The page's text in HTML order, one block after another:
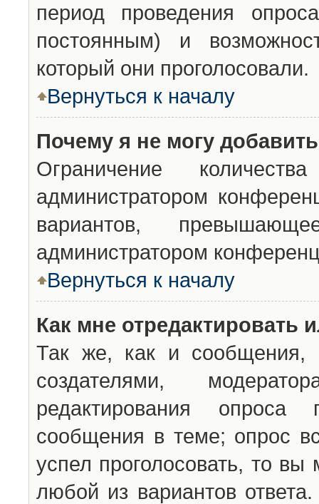
период проведения
постоянным) и
который они проголосовали.
Вернуться к началу
Почему я не могу
Ограничение
администратором
вариантов,
администратором
Вернуться к началу
Как мне отредактировать
Так же, как и сообщения,
создателями,
редактирования опроса
сообщения в теме; опрос
успел проголосовать, то вы
любой из вариантов